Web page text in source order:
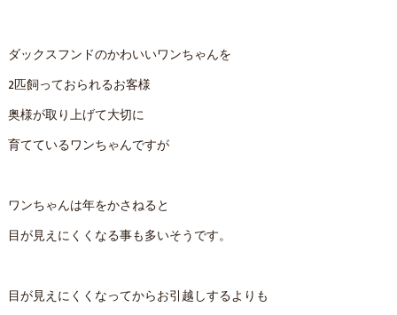
ダックスフンドのかわいいワンちゃんを
2匹飼っておられるお客様
奥様が取り上げて大切に
育てているワンちゃんですが
ワンちゃんは年をかさねると
目が見えにくくなる事も多いそうです。
目が見えにくくなってからお引越しするよりも